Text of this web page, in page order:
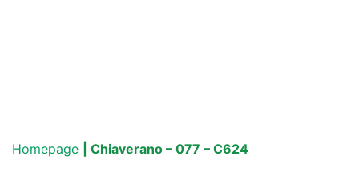
Homepage | Chiaverano – 077 – C624